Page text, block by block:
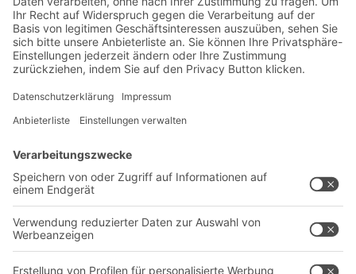
Exklusive Rabatte
Neuheiten
Newsletter abonnieren
Lösungen
Intralogistiklösungen
Behältersysteme
Regalsysteme
Transportsysteme
Dienstleistungen
Kontaktformular